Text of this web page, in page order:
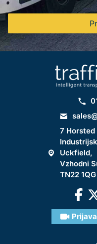
7 Horsted
Uckfield,
Vzhodni
TN22 1QG